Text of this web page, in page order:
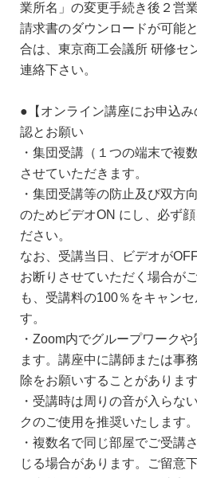
業所名」の変更手続き後２営
請求書のダウンロードが可能
合は、東京商工会議所 研修セ
連絡下さい。
●【オンライン講座にお申込
認とお願い
・集団受講（１つの端末で複
させていただきます。
・集団受講等の防止及び双方
のためビデオON にし、必ず
ださい。
なお、受講当日、ビデオが
お断りさせていただく場合が
も、受講料の100％をキャン
す。
・Zoom内でグループワーク
ます。講座中に講師または事
除をお願いすることがあります
・受講時は周りの音が入らな
クのご使用を推奨いたします。
・複数名で同じ部屋でご受講
じる場合があります。ご留意下